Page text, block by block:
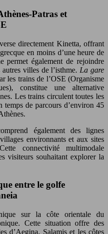
Patras et
directement Kinetta, offrant
en moins d’une heure de
permet également de rejoindre
villes de l’isthme. La gare
les trains de l’OSE (Organisme
constitue une alternative
Les trains circulent toutes les
temps de parcours d’environ 45
également des lignes
environnants et aux sites
connectivité multimodale
visiteurs souhaitant explorer la
entre le golfe
sur la côte orientale du
Cette situation offre des
d’Aegina, Salamis et les côtes